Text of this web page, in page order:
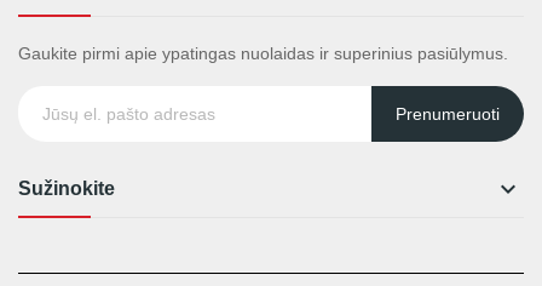
Gaukite pirmi apie ypatingas nuolaidas ir superinius pasiūlymus.
Prenumeruoti
Sužinokite 